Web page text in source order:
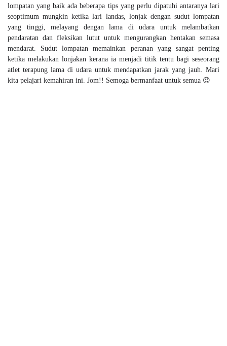
lompatan yang baik ada beberapa tips yang perlu dipatuhi antaranya lari
seoptimum mungkin ketika lari landas, lonjak dengan sudut lompatan
yang tinggi, melayang dengan lama di udara untuk melambatkan
pendaratan dan fleksikan lutut untuk mengurangkan hentakan semasa
mendarat. Sudut lompatan memainkan peranan yang sangat penting
ketika melakukan lonjakan kerana ia menjadi titik tentu bagi seseorang
atlet terapung lama di udara untuk mendapatkan jarak yang jauh. Mari
kita pelajari kemahiran ini. Jom!! Semoga bermanfaat untuk semua 😉